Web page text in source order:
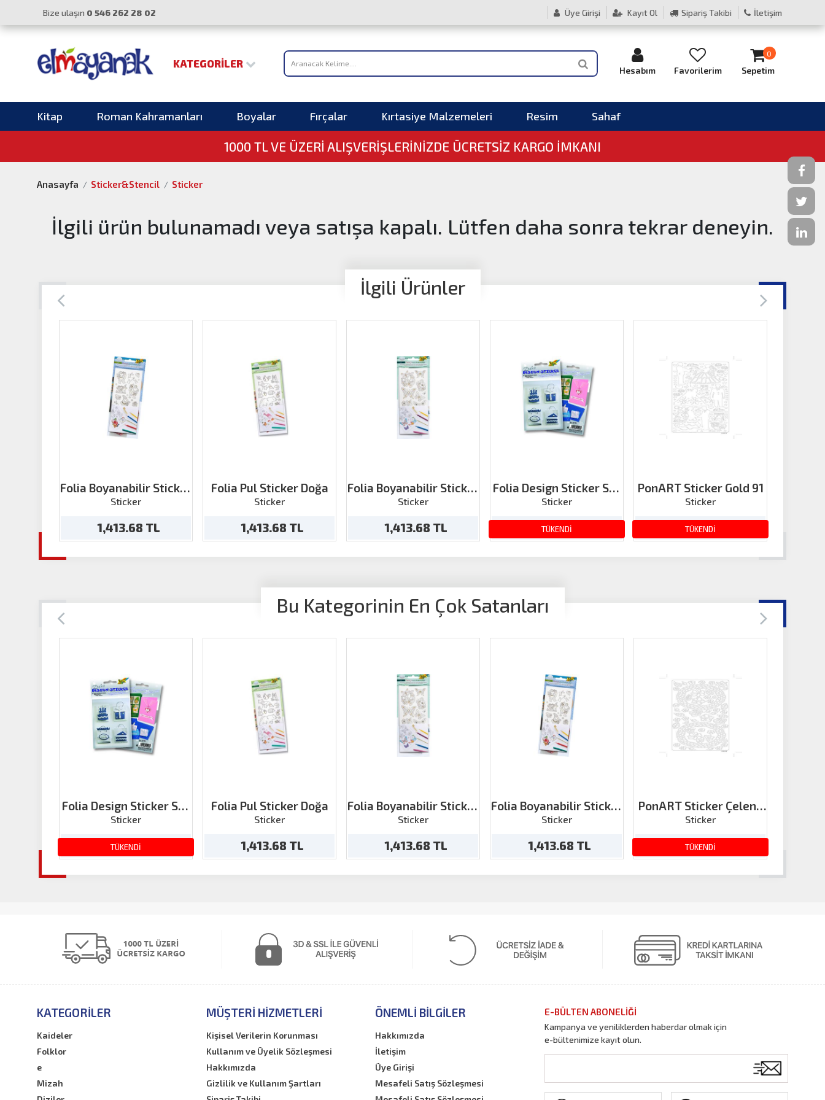
Bize ulaşın 0 546 262 28 02 Üye Girişi Kayıt Ol Sipariş Takibi İletişim
KATEGORILER
Hesabım Favorilerim Sepetim
0
Kitap Roman Kahramanları Boyalar Fırçalar Kırtasiye Malzemeleri Resim Sahaf
1000 TL VE ÜZERI ALIŞVERIŞLERINIZDE ÜCRETSİZ KARGO İMKANI
Anasayfa Sticker&Stencil Sticker
İlgili ürün bulunamadı veya satışa kapalı. Lütfen daha sonra tekrar deneyin.
İlgili Ürünler
Folia Boyanabilir Sticker
Xmas
Sticker
1,413.68 TL
Folia Pul Sticker Doğa
Sticker
1,413.68 TL
Folia Boyanabilir Sticker
Eğlence
Sticker
1,413.68 TL TÜKENDİ
Folia Design Sticker Set
1 Tüm Yıl
Sticker
143.03 TL TÜKENDİ
PonART Sticker Gold 91
Sticker
24.99 TL
Bu Kategorinin En Çok Satanları
TÜKENDİ
Folia Design Sticker Set
1 Tüm Yıl
Sticker
143.03 TL
Folia Pul Sticker Doğa
Sticker
1,413.68 TL
Folia Boyanabilir Sticker
Eğlence
Sticker
1,413.68 TL
Folia Boyanabilir Sticker
Xmas
Sticker
1,413.68 TL TÜKENDİ
PonART Sticker Çelenk
Altın
Sticker
24.99 TL
KATEGORILER
Kaideler
Folklor
e
Mizah
MÜŞTERI HIZMETLERI
Kişisel Verilerin Korunması
Kullanım ve Üyelik Sözleşmesi
Hakkımızda
Gizlilik ve Kullanım Şartları
ÖNEMLI BILGILER
Hakkımızda
İletişim
Üye Girişi
Mesafeli Satış Sözleşmesi
E-BÜLTEN ABONELİĞİ
Kampanya ve yeniliklerden haberdar olmak için
e-bültenimize kayıt olun.